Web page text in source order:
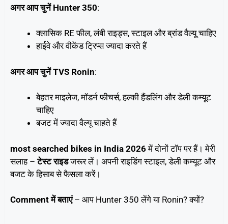
अगर आप चुनें Hunter 350:
क्लासिक RE फील, लंबी राइड्स, स्टाइल और ब्रांड वैल्यू चाहिए
हाईवे और वीकेंड ट्रिप्स ज्यादा करते हैं
अगर आप चुनें TVS Ronin:
बेहतर माइलेज, मॉडर्न फीचर्स, हल्की हैंडलिंग और डेली कम्यूट
चाहिए
बजट में ज्यादा वैल्यू चाहते हैं
most searched bikes in India 2026में दोनों टॉप पर हैं। मेरी
सलाह –टेस्ट राइडजरूर लें। अपनी राइडिंग स्टाइल, डेली कम्यूट और
बजट के हिसाब से फैसला करें।
Comment में बताएं– आप Hunter 350 लेंगे या Ronin? क्यों?